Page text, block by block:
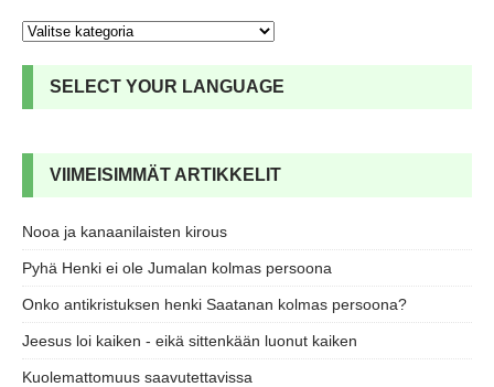
SELECT YOUR LANGUAGE
VIIMEISIMMÄT ARTIKKELIT
Nooa ja kanaanilaisten kirous
Pyhä Henki ei ole Jumalan kolmas persoona
Onko antikristuksen henki Saatanan kolmas persoona?
Jeesus loi kaiken - eikä sittenkään luonut kaiken
Kuolemattomuus saavutettavissa